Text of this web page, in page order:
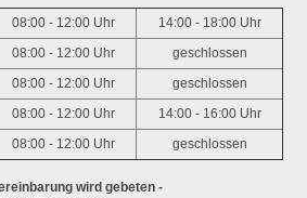
08:00 - 12:00 Uhr 14:00 - 18:00 Uhr
08:00 - 12:00 Uhr geschlossen
08:00 - 12:00 Uhr geschlossen
08:00 - 12:00 Uhr 14:00 - 16:00 Uhr
08:00 - 12:00 Uhr geschlossen
wird gebeten -